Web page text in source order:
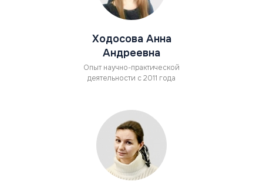
Ходосова Анна
Андреевна
Опыт научно-практической
деятельности с 2011 года